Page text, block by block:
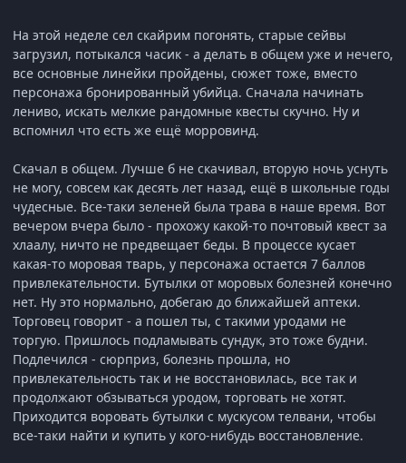
На этой неделе сел скайрим погонять, старые сейвы
загрузил, потыкался часик - а делать в общем уже и нечего,
все основные линейки пройдены, сюжет тоже, вместо
персонажа бронированный убийца. Сначала начинать
лениво, искать мелкие рандомные квесты скучно. Ну и
вспомнил что есть же ещё морровинд.
Скачал в общем. Лучше б не скачивал, вторую ночь уснуть
не могу, совсем как десять лет назад, ещё в школьные годы
чудесные. Все-таки зеленей была трава в наше время. Вот
вечером вчера было - прохожу какой-то почтовый квест за
хлаалу, ничто не предвещает беды. В процессе кусает
какая-то моровая тварь, у персонажа остается 7 баллов
привлекательности. Бутылки от моровых болезней конечно
нет. Ну это нормально, добегаю до ближайшей аптеки.
Торговец говорит - а пошел ты, с такими уродами не
торгую. Пришлось подламывать сундук, это тоже будни.
Подлечился - сюрприз, болезнь прошла, но
привлекательность так и не восстановилась, все так и
продолжают обзываться уродом, торговать не хотят.
Приходится воровать бутылки с мускусом телвани, чтобы
все-таки найти и купить у кого-нибудь восстановление.